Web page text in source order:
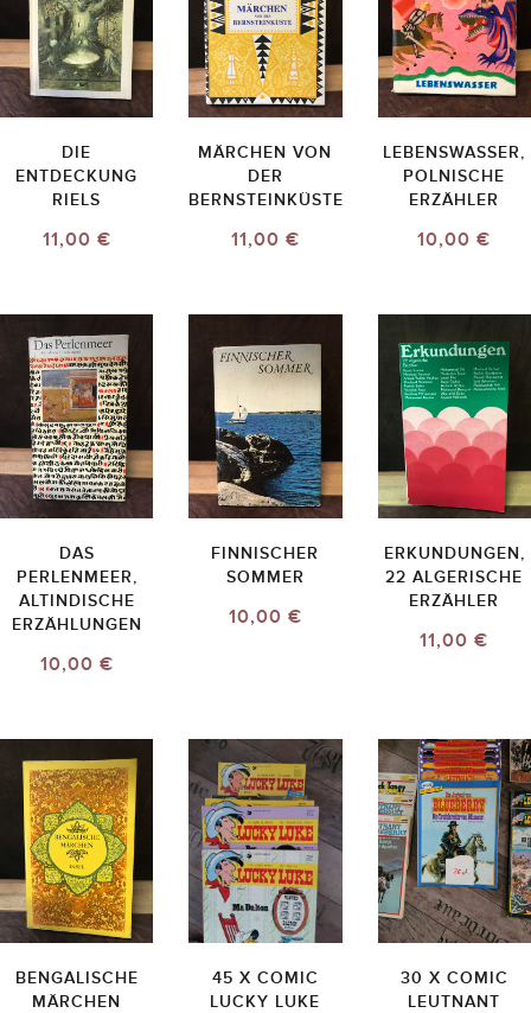
DIE
ENTDECKUNG
RIELS
11,00 €
MÄRCHEN VON
DER
BERNSTEINKÜSTE
11,00 €
LEBENSWASSER,
POLNISCHE
ERZÄHLER
10,00 €
DAS
PERLENMEER,
ALTINDISCHE
ERZÄHLUNGEN
10,00 €
FINNISCHER
SOMMER
10,00 €
ERKUNDUNGEN,
22 ALGERISCHE
ERZÄHLER
11,00 €
BENGALISCHE
MÄRCHEN
45 X COMIC
LUCKY LUKE
30 X COMIC
LEUTNANT